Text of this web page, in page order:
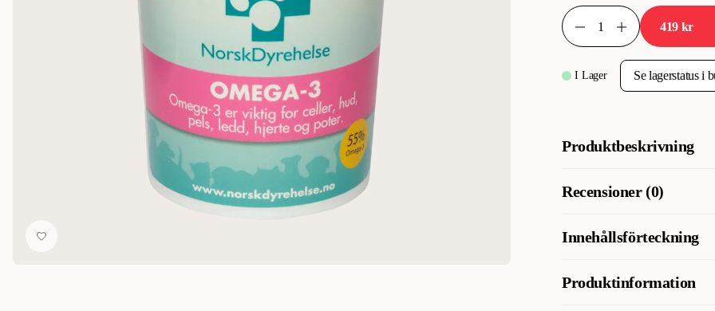
419 kr
I Lager
Produktbeskrivning
karhelse, samt leddenes
Recensioner (0)
Innehållsförteckning
Produktinformation